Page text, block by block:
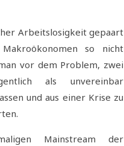
Arbeitslosigkeit gepaart
so nicht
vor dem Problem, zwei
als unvereinbar
und aus einer Krise zu
Mainstream der